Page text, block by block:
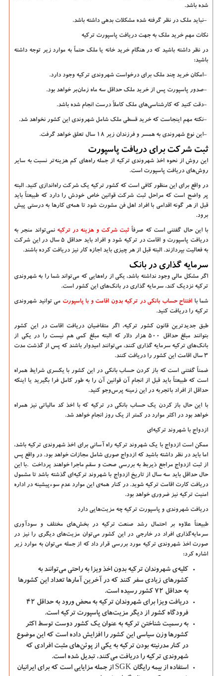
شده باشد.
-نباید ملک در نظر گرفته شده مشکلات بدهی داشته باشد.
نکات مهم خرید ملک به جهت دریافت پاسپورت ترکیه
در نظر داشته باشید که در هنگام خرید خانه یا ملک حتماً به موارد زیر توجه داشته
باشید:
-امکان خرید چند ملک برای درخواست شهروندی ترکیه وجود دارد.
-صدور پاسپورت پس از خرید ملک حداقل سه ماه زمانبر خواهد بود.
-دقت کنید که کارشناسیهای ملک کاملاً درست انجام شده باشد.
-نکته مهم اینجاست که خرید قسطی ملک شامل شهروندی این کشور نخواهد شد.
-این نوع شهروندی به همسر و فرزندان زیر 18 سال تعلق خواهد گرفت.
ثبت شرکت برای دریافت پاسپورت
این روش از نحوه اخذ شهروندی ترکیه از جمله راههای کم هزینهتر نسبت به سایر
روشهای دریافت پاسپورت است.
در واقع برای این منظور کافی است که کشور ترکیه یک شرکت راهاندازی کنید. البته
پر واضح است که مراحل ثبت شرکت قوانین خاص خودش را دارد که طبیعتاً باید
قبل از هر گونه اقدامی با افراد اهل فن مشورت شود تا همهی کارها به درستی پیش
برود.
با این حال گفتنی است که صرفاً ثبت شرکت و هزینه در ترکیه نمیتواند منجر به
دریافت پاسپورت و اقامت در ترکیه شود و افراد باید حداقل 5 سال در این شرکت
به فعالیت بپردازند. البته قبل از هر چیزی باید اجازه کار نیز دریافت کرده باشند.
سرمایه گذاری در بانک
اگر مشکل مالی وجود نداشته باشد، یکی از راههایی که میتواند شما را به شهروندی
ترکیه نزدیک کند، سرمایه گذاری در بانکهای این کشور است.
شما با افتتاح حساب بانکی در ترکیه بدون اقامت و با پاسپورت می توانید شهروندی
ترکیه را دریافت کنید.
طبق جدیدترین قانون کشور ترکیه، اگر متقاضیان دریافت اقامت در این کشور
بتوانند مبلغ حداقل 500 هزار دلار که البته مبلغ کمی هم نیست را در یکی از
بانکهای ترکیه سرمایه گذاری کنند، میتوانند امیدوار باشند که پس از گذشت مدت
3 سال اقامت این کشور را دریافت کنند.
ضمناً گفتنی است که باز کردن حساب بانکی در این کشور با یکسری شرایط همراه
است که طبیعتاً باید قبل از انجام آن قوانین آن را به طور کامل فرا بگیرید یا اینکه
حداقل از افراد باتجربه در این زمینه پرسوجو کنید.
با این حال باز کردن یک حساب بانکی در ترکیه که با اخذ کد مالیاتی نیز همراه
خواهد بود در اکثر موارد در کمتر از یک روز انجام خواهد شد.
ازدواج با شهروند ترکیهای
ممکن است ازدواج با یک شهروند ترکیه راه آسانی برای اخذ شهروندی ترکیه باشد،
اما باید در نظر داشته باشید که ازدواج صوری شامل مجازات خواهد بود. در واقع پس
از ثبت ازدواج مراجع ذیربط به بررسی صحت و سقم ماجرا خواهند پرداخت .با این
حال حداقل باید سه سال از تاریخ ازدواج با شهروند ترکیهای گذشته باشد تا مشمول
دریافت کارت اقامت ترکیه شوید. در کنار همهی این موارد عدم سوءپیشینه در اداره
امنیت ترکیه نیز ضروری خواهد بود.
دریافت شهروندی و پاسپورت ترکیه چه مزیتهایی دارد
طبیعتاً علاوه بر احتمال رشد صنعت ترکیه در بخشهای مختلف و سودآوری
سرمایهگذاری افراد در خارجی در این کشور میتوان مزیتهای دیگری را نیز در
صورت اخذ شهروندی ترکیه مورد بررسی قرار داد که از جمله میتوان به موارد زیر
اشاره کرد:
کلیهی شهروندان ترکیه بدون اخذ ویزا به راحتی میتوانند به
کشورهای زیادی سفر کنند که در آخرین آمارها تعداد این کشورها
به حداقل 72 کشور رسیده است.
دریافت ویزا برای شهروندان ترکیه به محض ورود به حداقل 42
فرودگاه کشور از دیگر مزیتهای پاسپورت ترکیه است.
به رسمیت شناختن ترکیه به عنوان یک کشور دوست توسط اکثر
کشورها وزن سیاسی این کشور را افزایش داده است که این موضوع
در کنار مدرنیته بودن ترکیه به یکی از پوئنهای مثبت افرادی که
شهروندی ترکیه را دریافت میکنند، تبدیل شده است.
استفاده از بیمه رایگان SGK از جمله مزایایی است که برای ایرانیان